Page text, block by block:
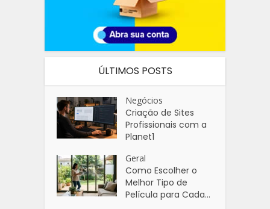
ÚLTIMOS POSTS
Negócios
Criação de Sites
Profissionais com a
Planet1
Geral
Como Escolher o
Melhor Tipo de
Película para Cada...